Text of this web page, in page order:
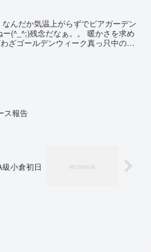
んだか気温上がらずでビアガーデン
(^_^;)残念だなぁ。。 暖かさを求め
ざゴールデンウィーク真っ只中の混
ス報告
級小倉初日